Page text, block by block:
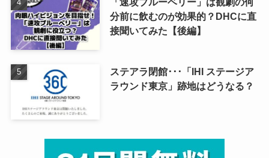
分前に飲むのが効果的？DHCに直
接聞いてみた【後編】
ステアラ閉館･･･「IHI ステージア
ラウンド東京」跡地はどうなる？